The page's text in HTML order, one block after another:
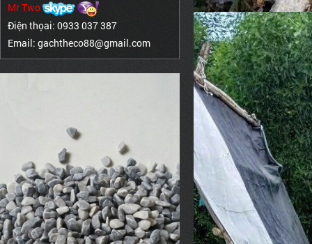
Mr Two
Điện thọai: 0933 037 387
Email: gachtheco88@gmail.com